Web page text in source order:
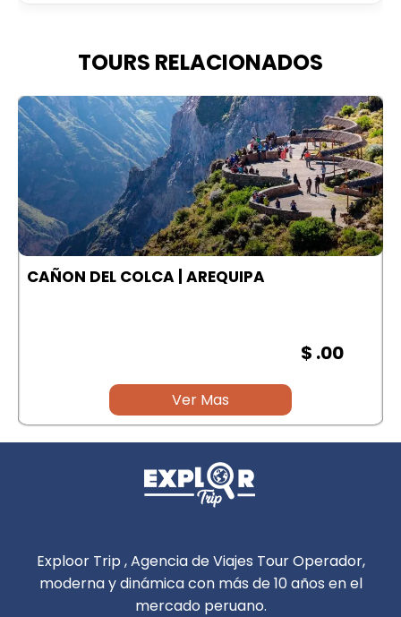
TOURS RELACIONADOS
CAÑON DEL COLCA | AREQUIPA
$ .00
Ver Mas
Exploor Trip , Agencia de Viajes Tour Operador,
moderna y dinámica con más de 10 años en el
mercado peruano.